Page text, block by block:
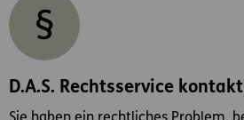
D.A.S. Rechtsservice